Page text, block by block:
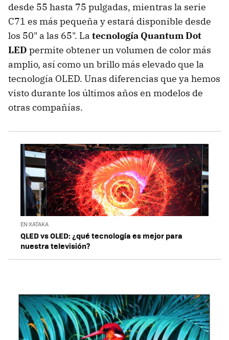
desde 55 hasta 75 pulgadas, mientras la serie
C71 es más pequeña y estará disponible desde
los 50" a las 65". La tecnología Quantum Dot
LED permite obtener un volumen de color más
amplio, así como un brillo más elevado que la
tecnología OLED. Unas diferencias que ya hemos
visto durante los últimos años en modelos de
otras compañías.
EN XATAKA
QLED vs OLED: ¿qué tecnología es mejor para
nuestra televisión?